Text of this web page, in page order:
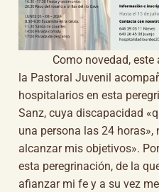
Como novedad, este
la Pastoral Juvenil
hospitalarios en esta
Sanz, cuya discapacidad
una persona las 24
alcanzar mis objetivos».
esta peregrinación, de la
afianzar mi fe y a su vez